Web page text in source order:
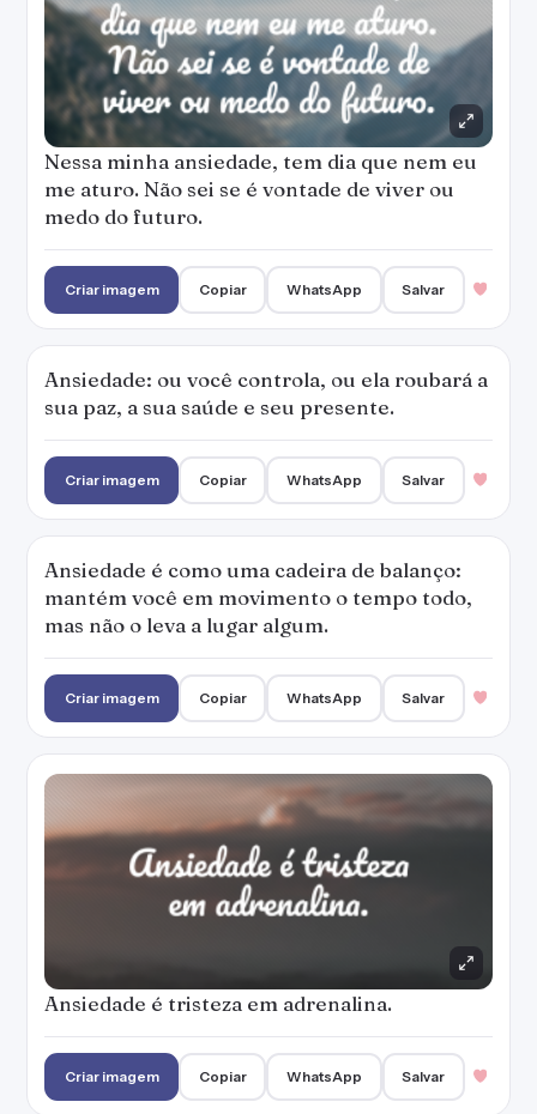
Nessa minha ansiedade, tem dia que nem eu
me aturo. Não sei se é vontade de viver ou
medo do futuro.
Criar imagem Copiar WhatsApp Salvar
Ansiedade: ou você controla, ou ela roubará a
sua paz, a sua saúde e seu presente.
Criar imagem Copiar WhatsApp Salvar
Ansiedade é como uma cadeira de balanço:
mantém você em movimento o tempo todo,
mas não o leva a lugar algum.
Criar imagem Copiar WhatsApp Salvar
Ansiedade é tristeza em adrenalina.
Criar imagem Copiar WhatsApp Salvar